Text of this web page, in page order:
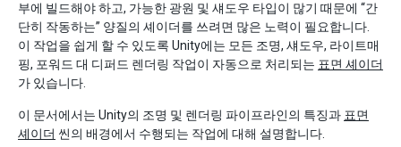
부에 빌드해야 하고, 가능한 광원 및 섀도우 타입이 많기 때문에 “간
단히 작동하는” 양질의 셰이더를 쓰려면 많은 노력이 필요합니다.
이 작업을 쉽게 할 수 있도록 Unity에는 모든 조명, 섀도우, 라이트매
핑, 포워드 대 디퍼드 렌더링 작업이 자동으로 처리되는 표면 셰이더
가 있습니다.
이 문서에서는 Unity의 조명 및 렌더링 파이프라인의 특징과 표면
셰이더 씬의 배경에서 수행되는 작업에 대해 설명합니다.